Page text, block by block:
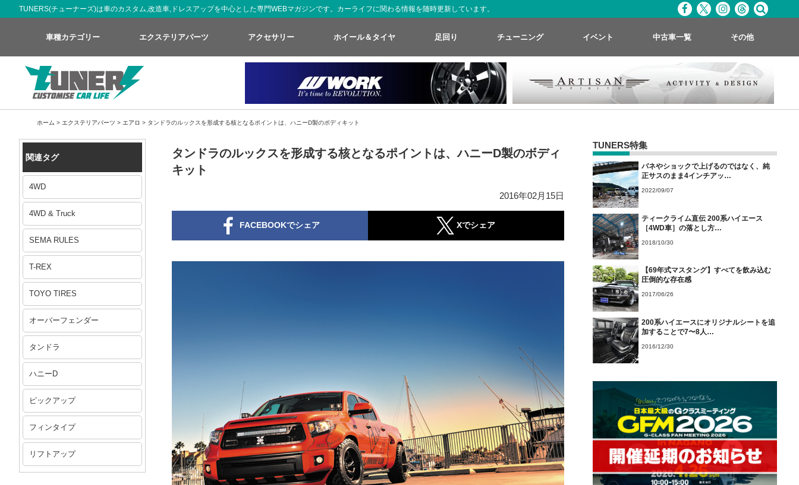
TUNERS(チューナーズ)は車のカスタム,改造車,ドレスアップを中心とした専門WEBマガジンです。カーライフに関わる情報を随時更新しています。
車種カテゴリー エクステリアパーツ アクセサリー ホイール＆タイヤ 足回り チューニング イベント 中古車一覧 その他
ホーム > エクステリアパーツ > エアロ > タンドラのルックスを形成する核となるポイントは、ハニーD製のボディキット
関連タグ
4WD
4WD & Truck
SEMA RULES
T-REX
TOYO TIRES
オーバーフェンダー
タンドラ
ハニーD
ピックアップ
フィンタイプ
リフトアップ
タンドラのルックスを形成する核となるポイントは、ハニーD製のボディ
キット
2016年02月15日
FACEBOOKでシェア Xでシェア
TUNERS特集
バネやショックで上げるのではなく、純
正サスのまま4インチアッ…
2022/09/07
ティークライム直伝 200系ハイエース
［4WD車］の落とし方…
2018/10/30
【69年式マスタング】すべてを飲み込む
圧倒的な存在感
2017/06/26
200系ハイエースにオリジナルシートを追
加することで7〜8人…
2016/12/30